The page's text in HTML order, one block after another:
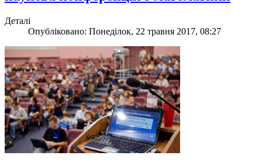
Деталі
Опубліковано: Понеділок, 22 травня 2017, 08:27